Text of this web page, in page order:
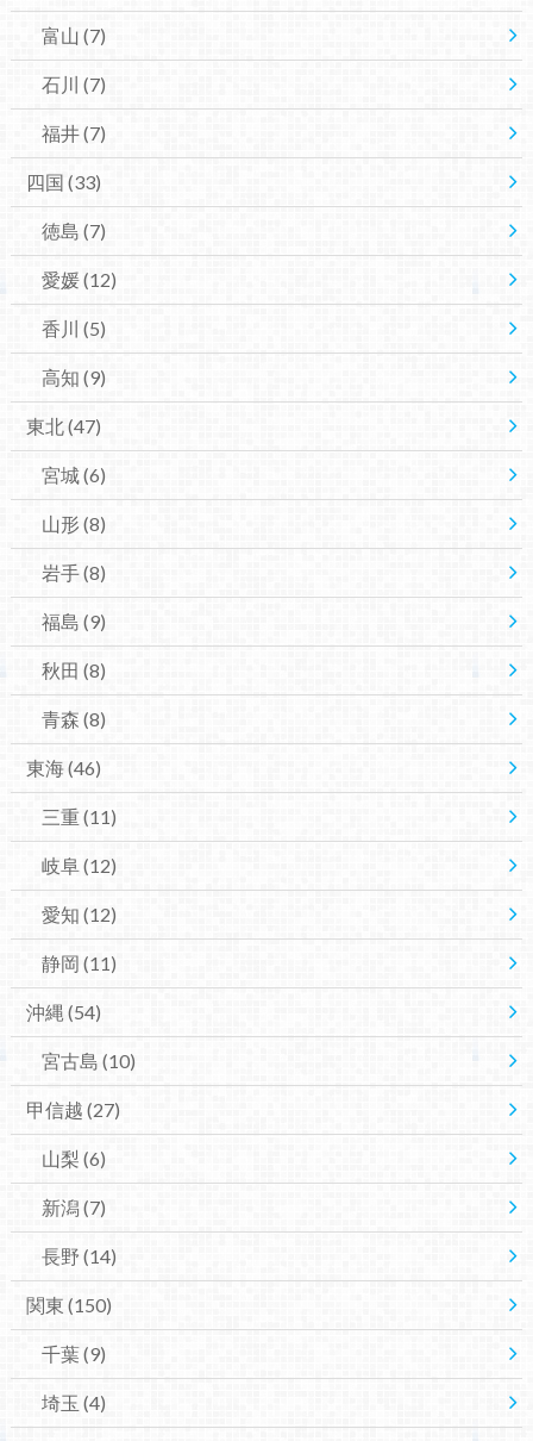
富山 (7)
石川 (7)
福井(7)
四国 (33)
徳島 (7)
愛媛(12)
香川 (5)
高知 (9)
東北(47)
宮城(6)
山形 (8)
岩手(8)
福島 (9)
秋田 (8)
青森 (8)
東海(46)
三重(11)
岐阜(12)
愛知 (12)
静岡 (11)
沖縄 (54)
宮古島 (10)
甲信越 (27)
山梨 (6)
新潟 (7)
長野 (14)
関東 (150)
千葉(9)
埼玉 (4)